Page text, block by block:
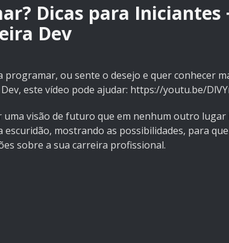
Dicas para Iniciantes
Dev
programar, ou sente o desejo e quer conhecer
este vídeo pode ajudar: https://youtu.be/
uma visão de futuro que em nenhum outro lugar
mostrando as possibilidades, para
sobre a sua carreira profissional.